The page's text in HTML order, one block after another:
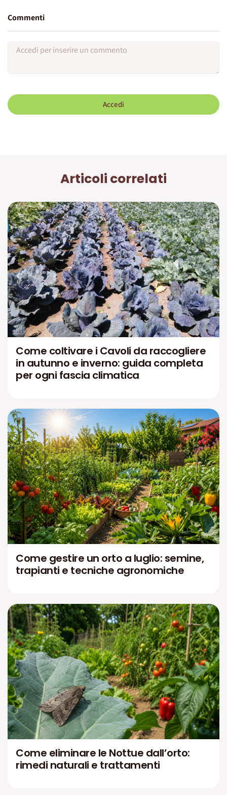
Commenti
Accedi
Articoli correlati
Come coltivare i Cavoli da raccogliere
in autunno e inverno: guida completa
per ogni fascia climatica
Come gestire un orto a luglio: semine,
trapianti e tecniche agronomiche
Come eliminare le Nottue dall’orto:
rimedi naturali e trattamenti